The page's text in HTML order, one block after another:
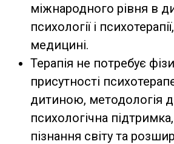
міжнародного рівня в
психології і
медицині.
Терапія не потребує
присутності
дитиною, методологія
психологічна підтримка,
пізнання світу та